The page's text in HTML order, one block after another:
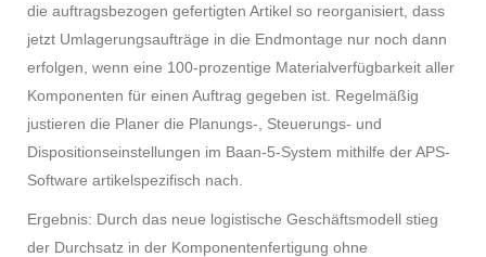
die auftragsbezogen gefertigten Artikel so reorganisiert, dass
jetzt Umlagerungsaufträge in die Endmontage nur noch dann
erfolgen, wenn eine 100-prozentige Materialverfügbarkeit aller
Komponenten für einen Auftrag gegeben ist. Regelmäßig
justieren die Planer die Planungs-, Steuerungs- und
Dispositionseinstellungen im Baan-5-System mithilfe der APS-
Software artikelspezifisch nach.
Ergebnis: Durch das neue logistische Geschäftsmodell stieg
der Durchsatz in der Komponentenfertigung ohne